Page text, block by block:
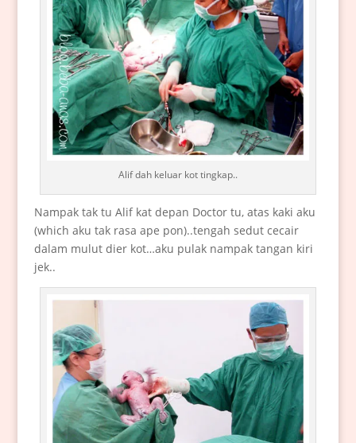
Alif dah keluar kot tingkap..
Nampak tak tu Alif kat depan Doctor tu, atas kaki aku
(which aku tak rasa ape pon)..tengah sedut cecair
dalam mulut dier kot…aku pulak nampak tangan kiri
jek..